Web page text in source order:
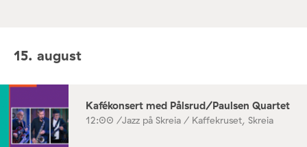
15. august
Kafékonsert med Pålsrud/Paulsen Quartet
12:00 /Jazz på Skreia / Kaffekruset, Skreia